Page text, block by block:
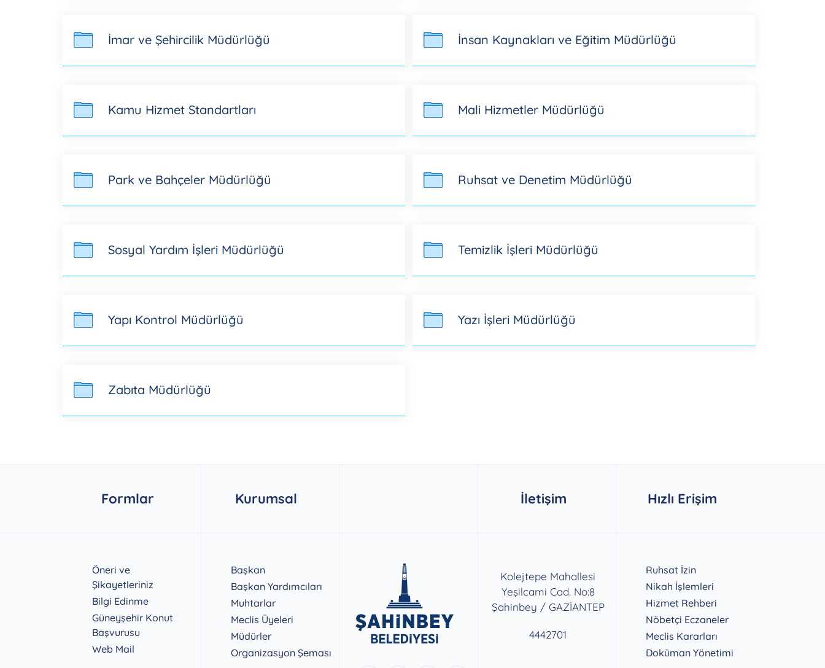
İmar ve Şehircilik Müdürlüğü İnsan Kaynakları ve Eğitim Müdürlüğü
Kamu Hizmet Standartları Mali Hizmetler Müdürlüğü
Park ve Bahçeler Müdürlüğü Ruhsat ve Denetim Müdürlüğü
Sosyal Yardım İşleri Müdürlüğü Temizlik İşleri Müdürlüğü
Yapı Kontrol Müdürlüğü Yazı İşleri Müdürlüğü
Zabıta Müdürlüğü
Formlar Kurumsal İletişim Hızlı Erişim
Öneri ve
Şikayetleriniz
Bilgi Edinme
Güneyşehir Konut
Başvurusu
Web Mail
Başkan
Başkan Yardımcıları
Muhtarlar
Meclis Üyeleri
Müdürler
Organizasyon Şeması
Kolejtepe Mahallesi
Yeşilcami Cad. No:8
Şahinbey / GAZİANTEP
4442701
Ruhsat İzin
Nikah İşlemleri
Hizmet Rehberi
Nöbetçi Eczaneler
Meclis Kararları
Doküman Yönetimi